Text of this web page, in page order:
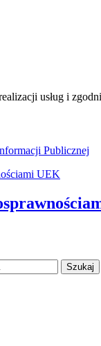
usług i
Publicznej
Szukaj